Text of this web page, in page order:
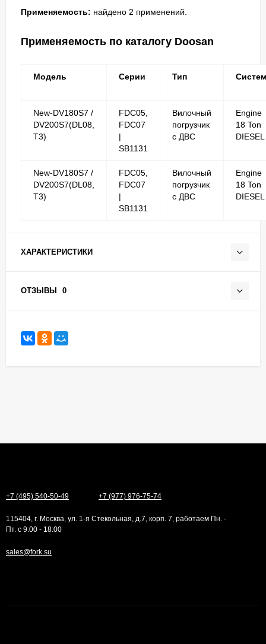
Применяемость: найдено 2 применений.
Применяемость по каталогу Doosan
Модель Серии Тип
New-DV180S7 /
DV200S7(DL08,
T3)
FDC05,
FDC07
|
SB1131
Вилочный
погрузчик
с ДВС
Engine
18 Ton
DIESEL
New-DV180S7 /
DV200S7(DL08,
T3)
FDC05,
FDC07
|
SB1131
Вилочный
погрузчик
с ДВС
Engine
18 Ton
DIESEL
ХАРАКТЕРИСТИКИ
ОТЗЫВЫ 0
+7 (495) 540-50-49 +7 (977) 976-75-74
115404, г. Москва, ул. 1-я Стекольная, д.7, корп. 7, работаем Пн. -
Пт. с 9:00 - 18:00
sales@fork.su